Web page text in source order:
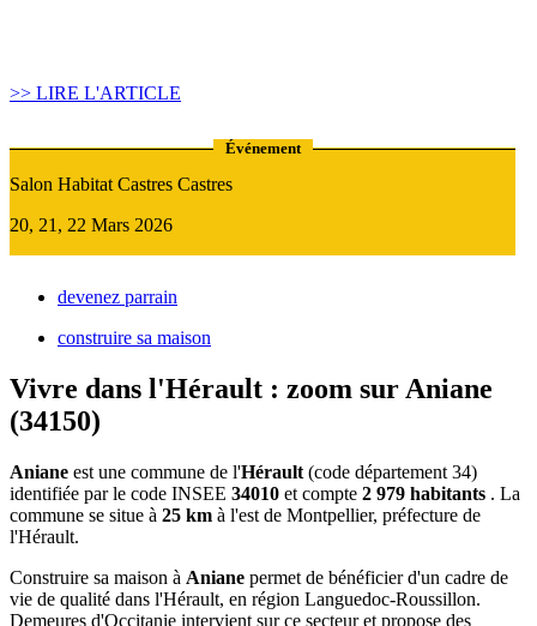
>> LIRE L'ARTICLE
Événement
Salon Habitat Castres Castres
20, 21, 22 Mars 2026
devenez parrain
construire sa maison
Vivre dans l'Hérault : zoom sur Aniane
(34150)
Aniane est une commune de l'Hérault (code département 34)
identifiée par le code INSEE 34010 et compte 2 979 habitants . La
commune se situe à 25 km à l'est de Montpellier, préfecture de
l'Hérault.
Construire sa maison à Aniane permet de bénéficier d'un cadre de
vie de qualité dans l'Hérault, en région Languedoc-Roussillon.
Demeures d'Occitanie intervient sur ce secteur et propose des